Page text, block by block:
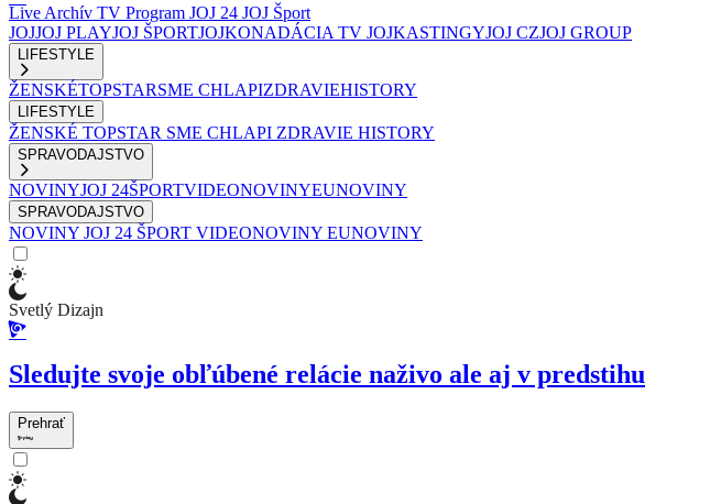
Live Archív TV Program JOJ 24 JOJ Šport
JOJJOJ PLAYJOJ ŠPORTJOJKONADÁCIA TV JOJKASTINGYJOJ CZJOJ GROUP
LIFESTYLE
ŽENSKÉTOPSTARSME CHLAPIZDRAVIEHISTORY
LIFESTYLE
ŽENSKÉ TOPSTAR SME CHLAPI ZDRAVIE HISTORY
SPRAVODAJSTVO
NOVINYJOJ 24ŠPORTVIDEONOVINYEUNOVINY
SPRAVODAJSTVO
NOVINY JOJ 24 ŠPORT VIDEONOVINY EUNOVINY
Svetlý Dizajn
Sledujte svoje obľúbené relácie naživo ale aj v predstihu
Prehrať